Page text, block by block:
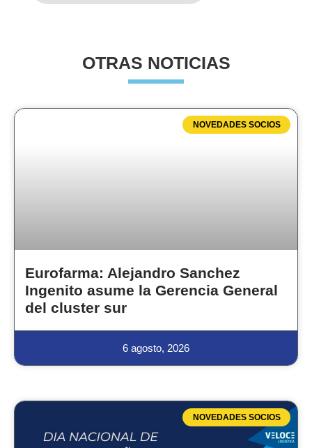
OTRAS NOTICIAS
NOVEDADES SOCIOS
Eurofarma: Alejandro Sanchez
Ingenito asume la Gerencia General
del cluster sur
6 agosto, 2026
NOVEDADES SOCIOS